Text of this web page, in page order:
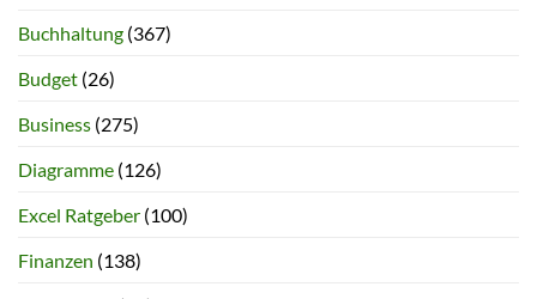
Buchhaltung (367)
Budget (26)
Business (275)
Diagramme (126)
Excel Ratgeber (100)
Finanzen (138)